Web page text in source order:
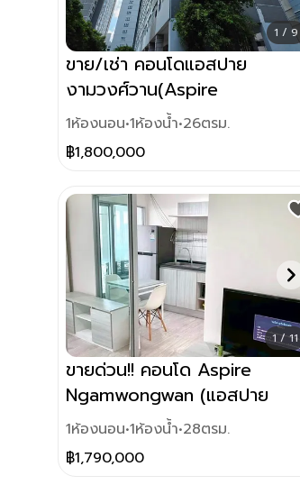
1 / 9
ขาย/เช่า คอนโดแอสปาย
งามวงศ์วาน(Aspire
Ngamwongwan) ใกล้เดอะมอลล์
งามวงศ์วาน
1ห้องนอน•1ห้องน้ำ•26ตรม.
฿1,800,000
1 / 11
ขายด่วน!! คอนโด Aspire
Ngamwongwan (แอสปาย
งามวงศ์วาน) ใกล้เดอะมอลล์
งามวงศ์วาน มหาวิทยาลัยเกษตร
รถไฟฟ้าสายสีแดง สถานีบางเขน
1ห้องนอน•1ห้องน้ำ•28ตรม.
฿1,790,000